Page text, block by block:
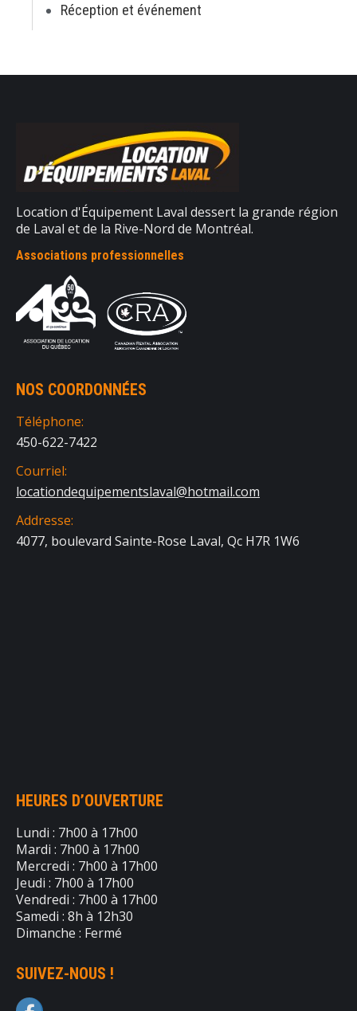
Réception et événement
Location d'Équipement Laval dessert la grande région
de Laval et de la Rive-Nord de Montréal.
Associations professionnelles
NOS COORDONNÉES
Téléphone:
450-622-7422
Courriel:
locationdequipementslaval@hotmail.com
Addresse:
4077, boulevard Sainte-Rose Laval, Qc H7R 1W6
HEURES D’OUVERTURE
Lundi : 7h00 à 17h00
Mardi : 7h00 à 17h00
Mercredi : 7h00 à 17h00
Jeudi : 7h00 à 17h00
Vendredi : 7h00 à 17h00
Samedi : 8h à 12h30
Dimanche : Fermé
SUIVEZ-NOUS !